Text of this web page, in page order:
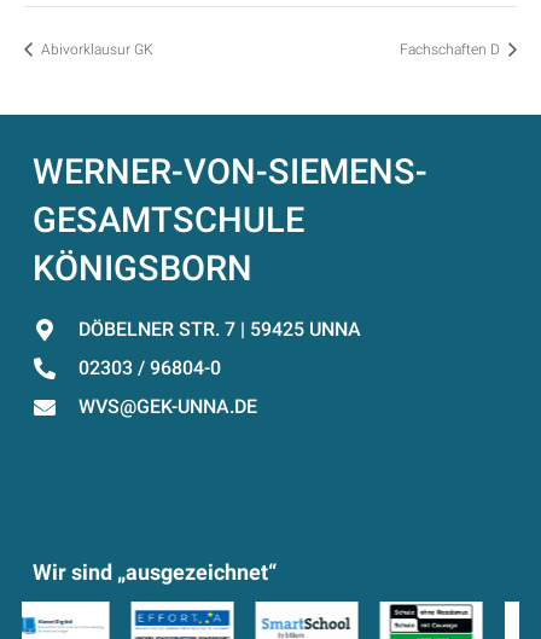
Abivorklausur GK Fachschaften D
WERNER-VON-SIEMENS-
GESAMTSCHULE
KÖNIGSBORN
DÖBELNER STR. 7 | 59425 UNNA
02303 / 96804-0
WVS@GEK-UNNA.DE
Wir sind „ausgezeichnet“